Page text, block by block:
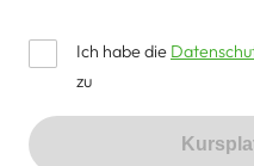
Ich habe die
zu